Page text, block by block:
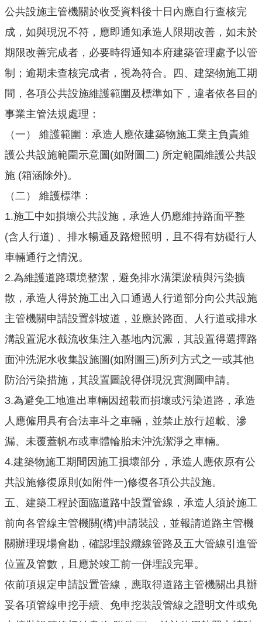
廉
政
服
務
專
區
都
市
畫
首
頁
網
站
覽
市
政
信
箱
n
g
l
s
h
桃
市
政
F
c
e
公共設施主管機關於收受資料後十日內應自行查核完
成，如與現況不符，應即通知承造人限期改善，如未於
期限改善完成者，必要時得通知本府建築管理處予以管
制；逾期未查核完成者，視為符合。 四、 建築物施工期
間，各項公共設施維護範圍及標準如下，違者依各目的
事業主管法規處理：
（一）
維護範圍：承造人應依建築物施工業主負責維
護公共設施範圍示意圖(如附圖二) 所定範圍維護公共設
施 (箱涵除外)。
（二）
維護標準：
1.施工中如損壞公共設施，承造人仍應維持路面平整
(含人行道) 、排水暢通及路燈照明，且不得有妨礙行人
車輛通行之情況。
2.為維護道路環境整潔，避免排水溝渠淤積與污染擴
散，承造人得於施工出入口通過人行道部分向公共設施
主管機關申請設置斜坡道，並應於路面、人行道或排水
溝設置泥水截流收集注入基地內沉澱，其設置得選擇路
面沖洗泥水收集設施圖(如附圖三)所列方式之一或其他
防治污染措施，其設置圖說得併現況實測圖申請。
3.為避免工地進出車輛因超載而損壞或污染道路，承造
人應僱用具有合法車斗之車輛，並禁止放行超載、滲
漏、未覆蓋帆布或車體輪胎未沖洗潔淨之車輛。
4.建築物施工期間因施工損壞部分，承造人應依原有公
共設施修復原則 (如附件一)修復各項公共設施。
五、 建築工程於面臨道路中設置管線，承造人須於施工
前向各管線主管機關(構)申請裝設，並報請道路主管機
關辦理現場會勘，確認埋設纜線管路及五大管線引進管
位置及管數，且應於竣工前一併埋設完畢。
依前項規定申請設置管線，應取得道路主管機關出具辦
妥各項管線申挖手續、免申挖裝設管線之證明文件或免